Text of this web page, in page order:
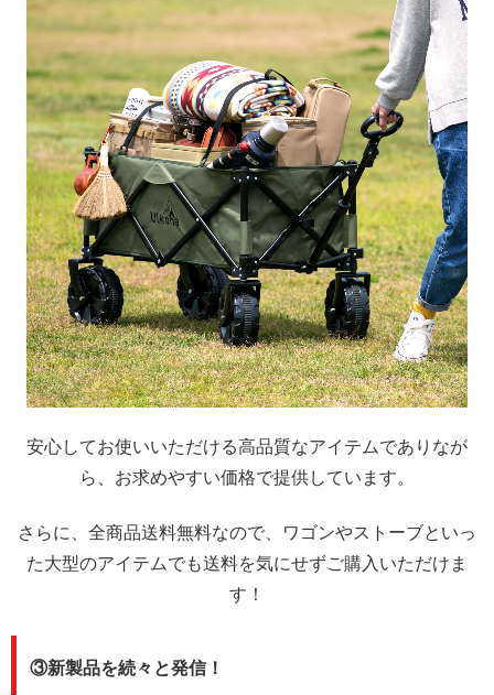
安心してお使いいただける高品質なアイテムでありなが
ら、お求めやすい価格で提供しています。
さらに、全商品送料無料なので、ワゴンやストーブといっ
た大型のアイテムでも送料を気にせずご購入いただけま
す！
③新製品を続々と発信！